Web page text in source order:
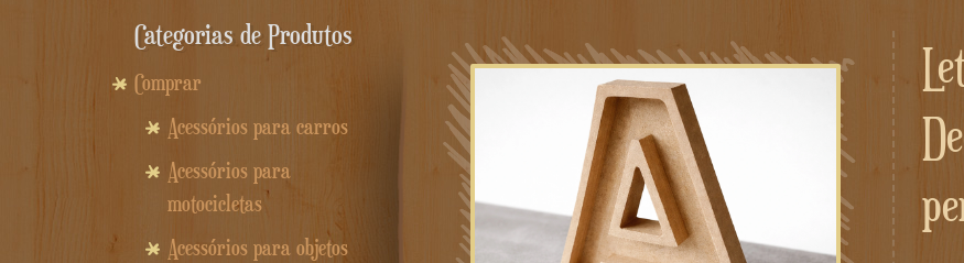
Letras 3D preenchíveis –
Categorias de Produtos
Comprar
Acessórios para carros
Acessórios para
motocicletas
Acessórios para objetos